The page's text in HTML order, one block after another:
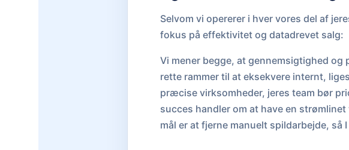
Selvom vi opererer i hver vores del af
fokus på effektivitet og datadrevet salg:
Vi mener begge, at gennemsigtighed
rette rammer til at eksekvere internt,
præcise virksomheder, jeres team bør
succes handler om at have en
mål er at fjerne manuelt spildarbejde, så